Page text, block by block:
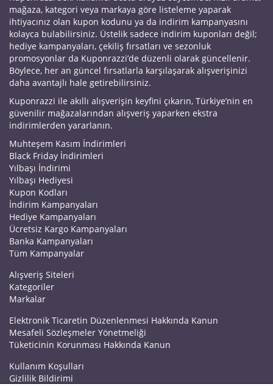
mağaza, kategori veya markaya göre listeleme yaparak
ihtiyacınız olan kupon kodunu ya da indirim kampanyasını
kolayca bulabilirsiniz. Üstelik sadece indirim kuponları değil;
hediye kampanyaları, çekiliş fırsatları ve sezonluk
promosyonlar da Kuponrazzi’de düzenli olarak güncellenir.
Böylece, her an güncel fırsatlarla karşılaşarak alışverişinizi
daha avantajlı hale getirebilirsiniz.
Kuponrazzi ile akıllı alışverişin keyfini çıkarın, Türkiye’nin en
güvenilir mağazalarından alışveriş yaparken ekstra
indirimlerden yararlanın.
Muhteşem Kasım İndirimleri
Black Friday İndirimleri
Yılbaşı İndirimi
Yılbaşı Hediyesi
Kupon Kodları
İndirim Kampanyaları
Hediye Kampanyaları
Ücretsiz Kargo Kampanyaları
Banka Kampanyaları
Tüm Kampanyalar
Alışveriş Siteleri
Kategoriler
Markalar
Elektronik Ticaretin Düzenlenmesi Hakkında Kanun
Mesafeli Sözleşmeler Yönetmeliği
Tüketicinin Korunması Hakkında Kanun
Kullanım Koşulları
Gizlilik Bildirimi